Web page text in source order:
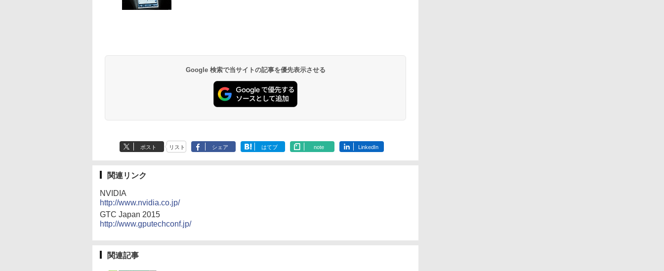
Google 検索で当サイトの記事を優先表示させる
ポスト リスト シェア はてブ note LinkedIn
関連リンク
NVIDIA
http://www.nvidia.co.jp/
GTC Japan 2015
http://www.gputechconf.jp/
関連記事